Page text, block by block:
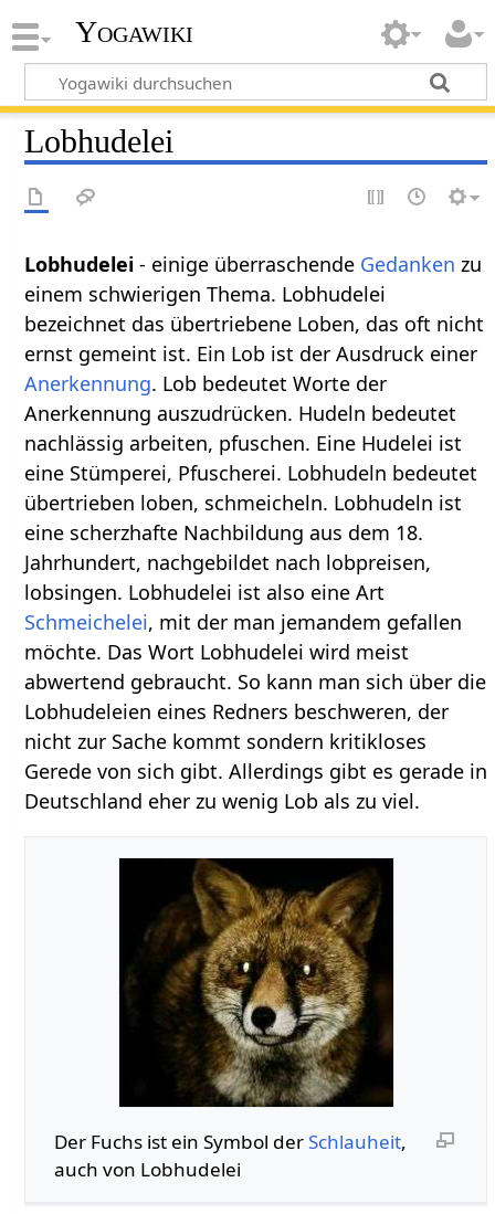
Yogawiki
Lobhudelei
Lobhudelei - einige überraschende Gedanken zu
einem schwierigen Thema. Lobhudelei
bezeichnet das übertriebene Loben, das oft nicht
ernst gemeint ist. Ein Lob ist der Ausdruck einer
Anerkennung. Lob bedeutet Worte der
Anerkennung auszudrücken. Hudeln bedeutet
nachlässig arbeiten, pfuschen. Eine Hudelei ist
eine Stümperei, Pfuscherei. Lobhudeln bedeutet
übertrieben loben, schmeicheln. Lobhudeln ist
eine scherzhafte Nachbildung aus dem 18.
Jahrhundert, nachgebildet nach lobpreisen,
lobsingen. Lobhudelei ist also eine Art
Schmeichelei, mit der man jemandem gefallen
möchte. Das Wort Lobhudelei wird meist
abwertend gebraucht. So kann man sich über die
Lobhudeleien eines Redners beschweren, der
nicht zur Sache kommt sondern kritikloses
Gerede von sich gibt. Allerdings gibt es gerade in
Deutschland eher zu wenig Lob als zu viel.
Der Fuchs ist ein Symbol der Schlauheit,
auch von Lobhudelei